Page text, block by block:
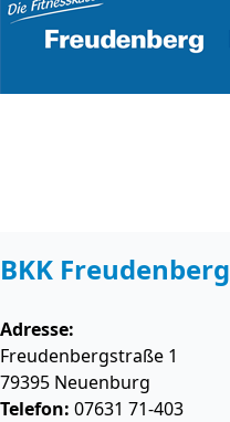
BKK Freudenberg
Adresse:
Freudenbergstraße 1
79395 Neuenburg
Telefon: 07631 71-403